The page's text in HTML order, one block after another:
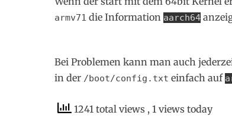
armv71 die Information aarch64
Bei Problemen kann man auch
in der /boot/config.txt einfach auf
1241 total views , 1 views today